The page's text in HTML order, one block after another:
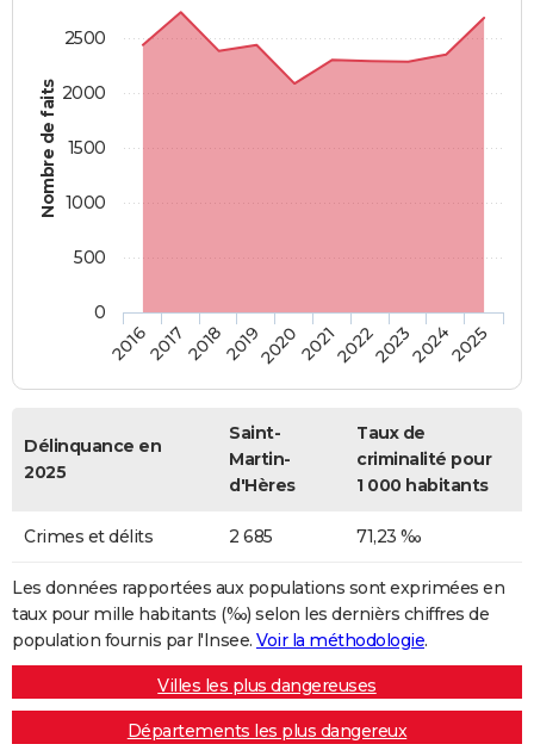
Nombre de faits
2016201720182019202020212022202320242025
0
500
1000
1500
2000
2500
Délinquance en
2025
Saint-
Martin-
d'Hères
Taux de
criminalité pour
1 000 habitants
Crimes et délits 2 685 71,23 ‰
Les données rapportées aux populations sont exprimées en
taux pour mille habitants (‰) selon les dernièrs chiffres de
population fournis par l'Insee. Voir la méthodologie.
Villes les plus dangereuses
Départements les plus dangereux